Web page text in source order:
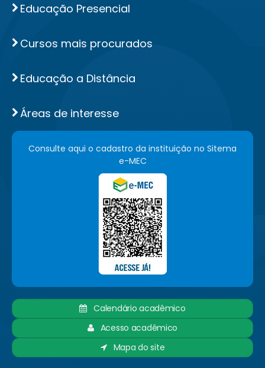
Educação Presencial
Cursos mais procurados
Educação a Distância
Áreas de interesse
Consulte aqui o cadastro da instituição no Sitema
e-MEC
Calendário acadêmico
Acesso acadêmico
Mapa do site